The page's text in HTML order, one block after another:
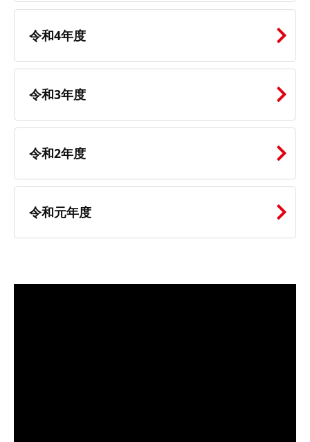
令和4年度
令和3年度
令和2年度
令和元年度